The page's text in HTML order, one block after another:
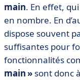
main. En effet,
en nombre. En
dispose souvent
suffisantes pour
fonctionnalités
main » sont donc